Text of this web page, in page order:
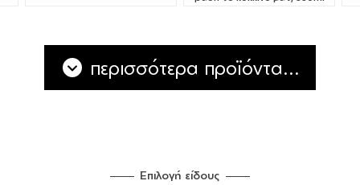
περισσότερα προϊόντα...
Επιλογή είδους